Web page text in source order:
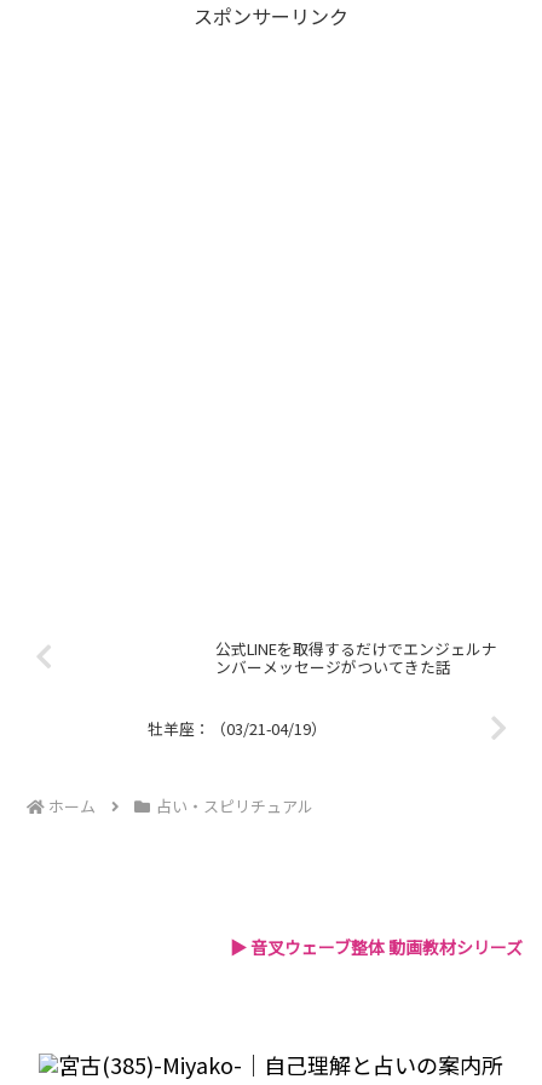
スポンサーリンク
公式LINEを取得するだけでエンジェルナ
ンバーメッセージがついてきた話
牡羊座：（03/21-04/19）
ホーム 占い・スピリチュアル
▶ 音叉ウェーブ整体 動画教材シリーズ